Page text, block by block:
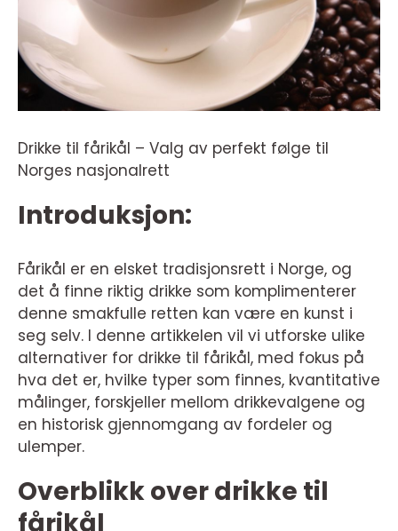
Drikke til fårikål – Valg av perfekt følge til
Norges nasjonalrett
Introduksjon:
Fårikål er en elsket tradisjonsrett i Norge, og
det å finne riktig drikke som komplimenterer
denne smakfulle retten kan være en kunst i
seg selv. I denne artikkelen vil vi utforske ulike
alternativer for drikke til fårikål, med fokus på
hva det er, hvilke typer som finnes, kvantitative
målinger, forskjeller mellom drikkevalgene og
en historisk gjennomgang av fordeler og
ulemper.
Overblikk over drikke til
fårikål